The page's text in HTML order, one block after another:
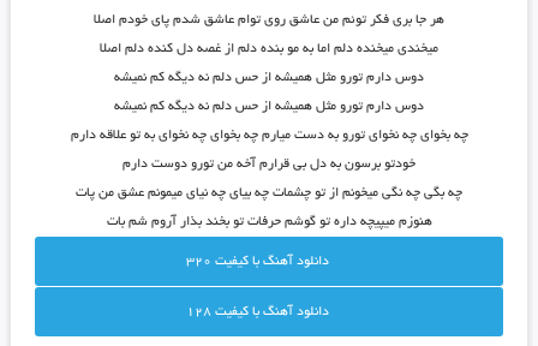
هر جا بری فکر توئم من عاشق روی توام عاشق شدم پای خودم اصلا
میخندی میخنده دلم اما به مو بنده دلم از غصه دل کنده دلم اصلا
دوس دارم تورو مثل همیشه از حس دلم نه دیگه کم نمیشه
دوس دارم تورو مثل همیشه از حس دلم نه دیگه کم نمیشه
چه بخوای چه نخوای تورو به دست میارم چه بخوای چه نخوای به تو علاقه دارم
خودتو برسون به دل بی قرارم آخه من تورو دوست دارم
چه بگی چه نگی میخونم از تو چشمات چه بیای چه نیای میمونم عشق من پات
هنوزم میپیچه داره تو گوشم حرفات تو بخند بذار آروم شم بات
دانلود آهنگ با کيفيت 320
دانلود آهنگ با کيفيت 128